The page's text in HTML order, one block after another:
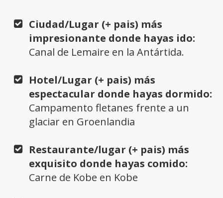
Ciudad/Lugar (+ pais) más
impresionante donde hayas ido:
Canal de Lemaire en la Antártida.
Hotel/Lugar (+ pais) más
espectacular donde hayas dormido:
Campamento fletanes frente a un
glaciar en Groenlandia
Restaurante/lugar (+ pais) más
exquisito donde hayas comido:
Carne de Kobe en Kobe